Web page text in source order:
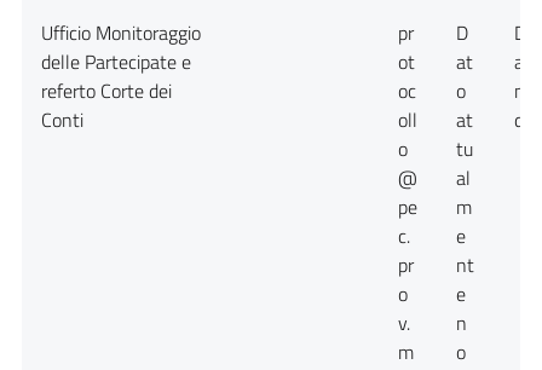
Ufficio Monitoraggio
delle Partecipate e
referto Corte dei
Conti
pr
ot
oc
oll
o
@
pe
c.
pr
o
v.
m
D
at
o
at
tu
al
m
e
nt
e
n
o